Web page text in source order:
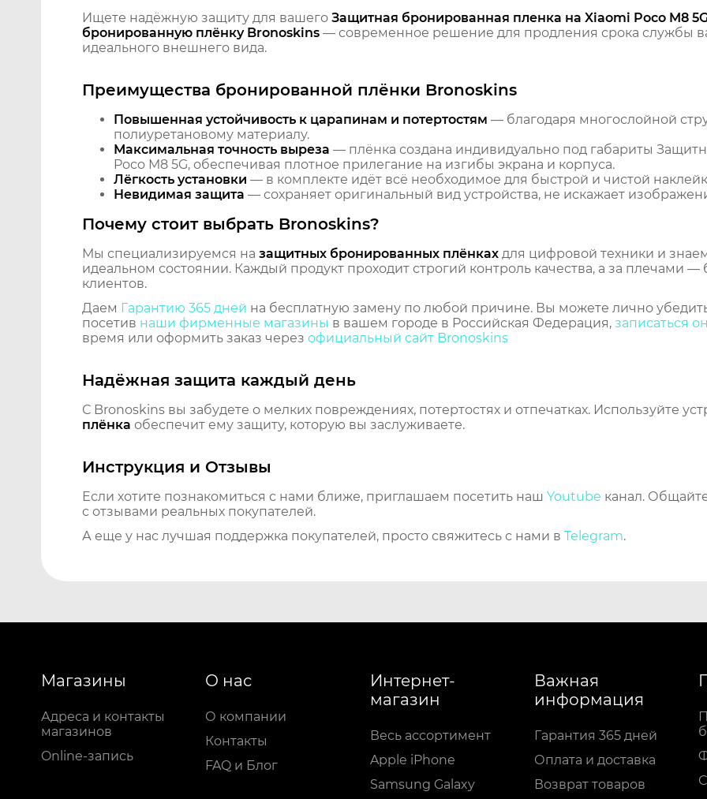
Ищете надёжную защиту для вашего Защитная бронированная пленка на Xiaomi Poco M8
бронированную плёнку Bronoskins — современное решение для продления срока службы
идеального внешнего вида.
Преимущества бронированной плёнки Bronoskins
Повышенная устойчивость к царапинам и потертостям — благодаря многослойной
полиуретановому материалу.
Максимальная точность выреза — плёнка создана индивидуально под габариты
Poco M8 5G, обеспечивая плотное прилегание на изгибы экрана и корпуса.
Лёгкость установки — в комплекте идёт всё необходимое для быстрой и чистой
Невидимая защита — сохраняет оригинальный вид устройства, не искажает
Почему стоит выбрать Bronoskins?
Мы специализируемся на защитных бронированных плёнках для цифровой техники и
идеальном состоянии. Каждый продукт проходит строгий контроль качества, а за плечами
клиентов.
Даем Гарантию 365 дней на бесплатную замену по любой причине. Вы можете лично
посетив наши фирменные магазины в вашем городе в Российская Федерация, записаться
время или оформить заказ через официальный сайт Bronoskins
Надёжная защита каждый день
С Bronoskins вы забудете о мелких повреждениях, потертостях и отпечатках. Используйте
плёнка обеспечит ему защиту, которую вы заслуживаете.
Инструкция и Отзывы
Если хотите познакомиться с нами ближе, приглашаем посетить наш Youtube канал.
с отзывами реальных покупателей.
А еще у нас лучшая поддержка покупателей, просто свяжитесь с нами в Telegram.
Магазины
Адреса и контакты
магазинов
Online-запись
О нас
О компании
Контакты
FAQ и Блог
Интернет-
магазин
Весь ассортимент
Apple iPhone
Samsung Galaxy
Важная
информация
Гарантия 365 дней
Оплата и доставка
Возврат товаров